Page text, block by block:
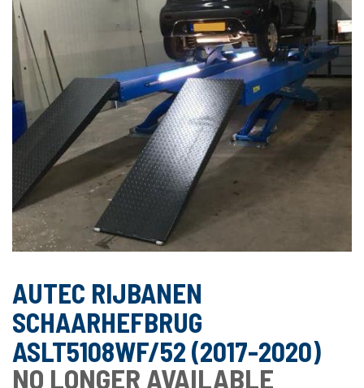
AUTEC RIJBANEN
SCHAARHEFBRUG
ASLT5108WF/52 (2017-2020)
NO LONGER AVAILABLE